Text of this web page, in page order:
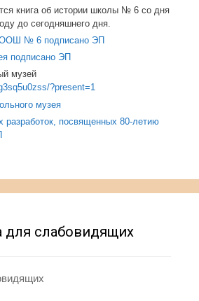
книга об истории школы № 6 со дня
до сегодняшнего дня.
ООШ № 6 подписано ЭП
подписано ЭП
музей
?present=1
музея
разработок, посвященных 80-летию
для слабовидящих